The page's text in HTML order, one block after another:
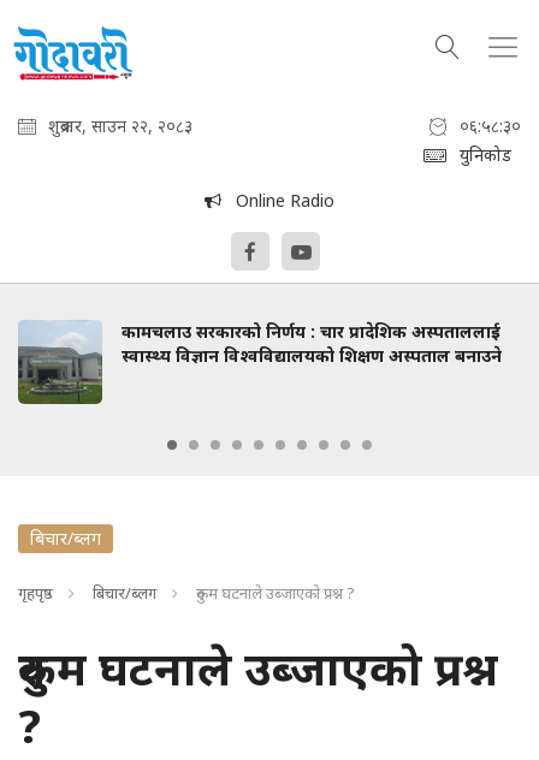
शुक्रबार, साउन २२, २०८३
०६:५८:३२
युनिकोड
Online Radio
कामचलाउ सरकारको निर्णय : चार प्रादेशिक अस्पताललाई
स्वास्थ्य विज्ञान विश्वविद्यालयको शिक्षण अस्पताल बनाउने
बिचार/ब्लग
गृहपृष्ठ बिचार/ब्लग रुकुम घटनाले उब्जाएको प्रश्न ?
रुकुम घटनाले उब्जाएको प्रश्न
?